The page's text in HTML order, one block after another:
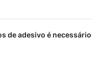
de adesivo é necessário